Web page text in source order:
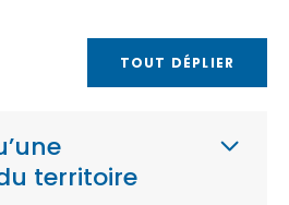
TOUT DÉPLIER
territoire